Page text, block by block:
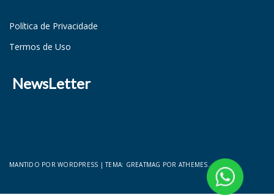
Política de Privacidade
Termos de Uso
NewsLetter
MANTIDO POR WORDPRESS |TEMA: GREATMAG POR ATHEMES.